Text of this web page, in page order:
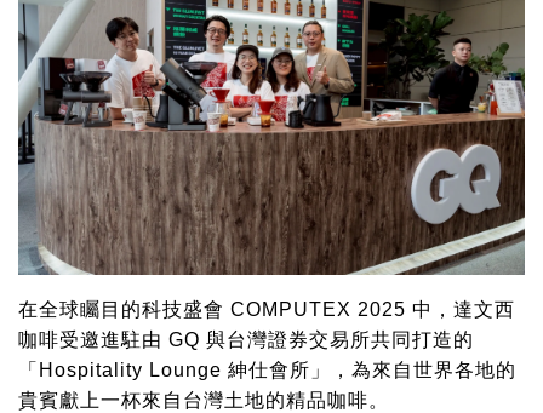
在全球矚目的科技盛會 COMPUTEX 2025 中，達文西
咖啡受邀進駐由 GQ 與台灣證券交易所共同打造的
「Hospitality Lounge 紳仕會所」，為來自世界各地的
貴賓獻上一杯來自台灣土地的精品咖啡。